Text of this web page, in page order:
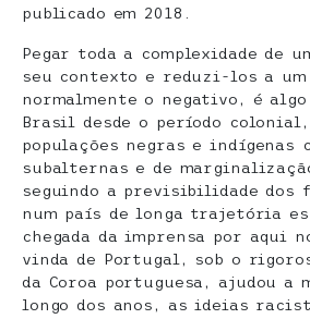
publicado em 2018.
Pegar toda a complexidade de
seu contexto e reduzi-los a um
normalmente o negativo, é
Brasil desde o período colonial,
populações negras e indígenas
subalternas e de
seguindo a previsibilidade dos
num país de longa trajetória
chegada da imprensa por aqui
vinda de Portugal, sob o
da Coroa portuguesa, ajudou a
longo dos anos, as ideias